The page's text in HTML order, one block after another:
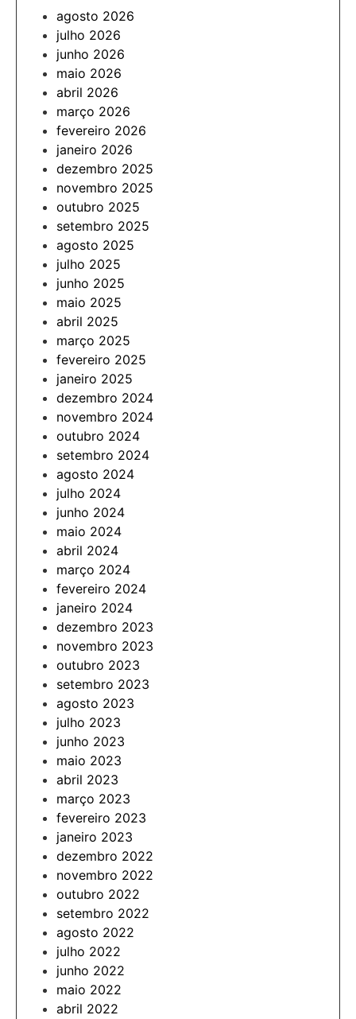
agosto 2026
julho 2026
junho 2026
maio 2026
abril 2026
março 2026
fevereiro 2026
janeiro 2026
dezembro 2025
novembro 2025
outubro 2025
setembro 2025
agosto 2025
julho 2025
junho 2025
maio 2025
abril 2025
março 2025
fevereiro 2025
janeiro 2025
dezembro 2024
novembro 2024
outubro 2024
setembro 2024
agosto 2024
julho 2024
junho 2024
maio 2024
abril 2024
março 2024
fevereiro 2024
janeiro 2024
dezembro 2023
novembro 2023
outubro 2023
setembro 2023
agosto 2023
julho 2023
junho 2023
maio 2023
abril 2023
março 2023
fevereiro 2023
janeiro 2023
dezembro 2022
novembro 2022
outubro 2022
setembro 2022
agosto 2022
julho 2022
junho 2022
maio 2022
abril 2022